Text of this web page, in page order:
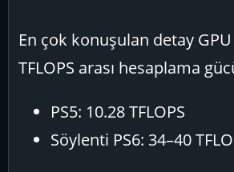
En çok konuşulan detay
TFLOPS arası hesaplama
PS5: 10.28 TFLOPS
Söylenti PS6: 34–40